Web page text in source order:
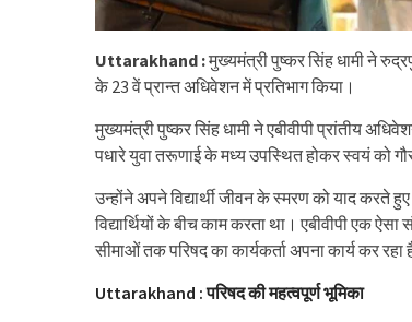
Uttarakhand :मुख्यमंत्री पुष्कर सिंह धामी ने
के 23 वें प्रान्त अधिवेशन में प्रतिभाग किया।
मुख्यमंत्री पुष्कर सिंह धामी ने एबीवीपी प्रांतीय
पधारे युवा तरूणाई के मध्य उपस्थित होकर स्वयं को
उन्होंने अपने विद्यार्थी जीवन के स्मरण को याद करते
विद्यार्थियों के बीच काम करता था। एबीवीपी एक
सीमाओं तक परिषद का कार्यकर्ता अपना कार्य कर रहा
Uttarakhand : परिषद की महत्वपूर्ण भूमिका